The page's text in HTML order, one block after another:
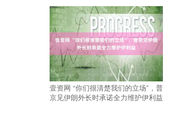
壹资网 “你们很清楚我们的立场”，普
京见伊朗外长时承诺全力维护伊利益